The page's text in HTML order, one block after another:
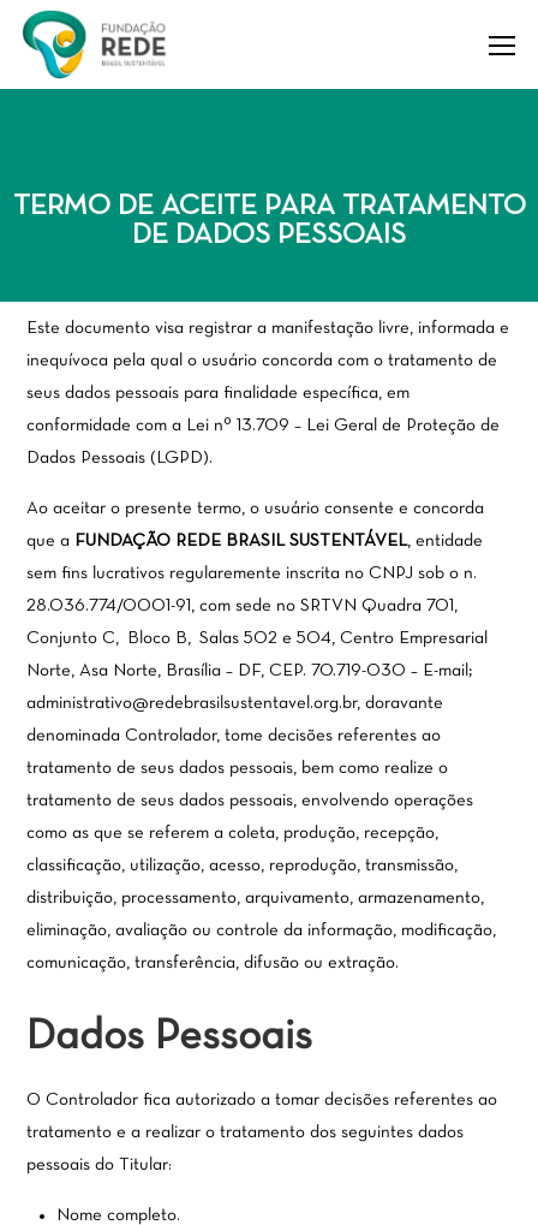
TERMO DE ACEITE PARA TRATAMENTO
DE DADOS PESSOAIS
Este documento visa registrar a manifestação livre, informada e
inequívoca pela qual o usuário concorda com o tratamento de
seus dados pessoais para finalidade específica, em
conformidade com a Lei nº 13.709 – Lei Geral de Proteção de
Dados Pessoais (LGPD).
Ao aceitar o presente termo, o usuário consente e concorda
que a FUNDAÇÃO REDE BRASIL SUSTENTÁVEL, entidade
sem fins lucrativos regularemente inscrita no CNPJ sob o n.
28.036.774/0001-91, com sede no SRTVN Quadra 701,
Conjunto C, Bloco B, Salas 502 e 504, Centro Empresarial
Norte, Asa Norte, Brasília – DF, CEP. 70.719-030 – E-mail;
administrativo@redebrasilsustentavel.org.br, doravante
denominada Controlador, tome decisões referentes ao
tratamento de seus dados pessoais, bem como realize o
tratamento de seus dados pessoais, envolvendo operações
como as que se referem a coleta, produção, recepção,
classificação, utilização, acesso, reprodução, transmissão,
distribuição, processamento, arquivamento, armazenamento,
eliminação, avaliação ou controle da informação, modificação,
comunicação, transferência, difusão ou extração.
Dados Pessoais
O Controlador fica autorizado a tomar decisões referentes ao
tratamento e a realizar o tratamento dos seguintes dados
pessoais do Titular:
Nome completo.